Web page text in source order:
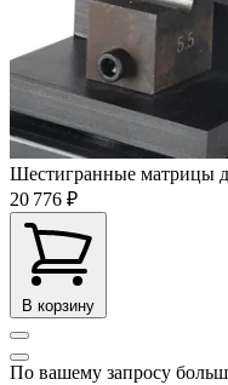
Шестигранные матрицы
20 776 ₽
В корзину
По вашему запросу